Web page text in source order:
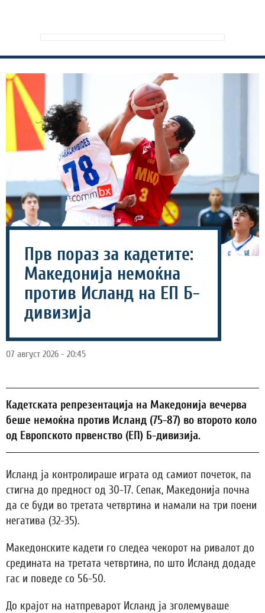
Прв пораз за кадетите:
Македонија немоќна
против Исланд на ЕП Б-
дивизија
07 август 2026 - 20:45
Кадетската репрезентација на Македонија вечерва
беше немоќна против Исланд (75-87) во второто коло
од Европското првенство (ЕП) Б-дивизија.
Исланд ја контролираше играта од самиот почеток, па
стигна до предност од 30-17. Сепак, Македонија почна
да се буди во третата четвртина и намали на три поени
негатива (32-35).
Македонските кадети го следеа чекорот на ривалот до
средината на третата четвртина, по што Исланд додаде
гас и поведе со 56-50.
До крајот на натпреварот Исланд ја зголемуваше